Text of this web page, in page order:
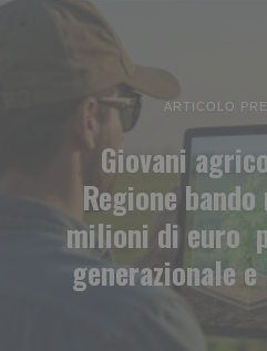
ARTICOLO
Giovani
Regione
milioni di euro
generazionale e